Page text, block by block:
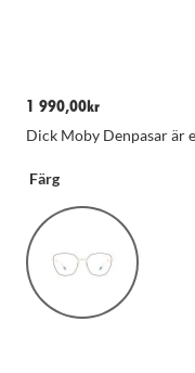
1 990,00 kr
Dick Moby Denpasar är
Färg